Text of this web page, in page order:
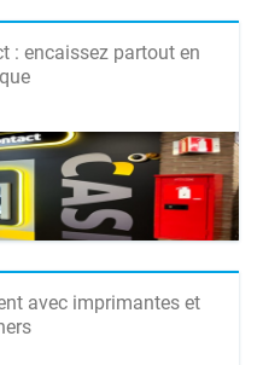
: encaissez partout en
avec imprimantes et